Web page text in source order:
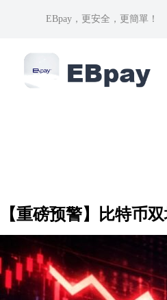
EBpay，更安全，更簡單！
【重磅预警】比特币